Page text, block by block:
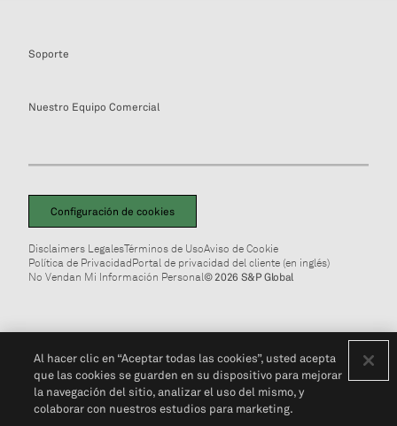
Soporte
Nuestro Equipo Comercial
Configuración de cookies
Disclaimers LegalesTérminos de UsoAviso de Cookie
Política de PrivacidadPortal de privacidad del cliente (en inglés)
No Vendan Mi Información Personal© 2026 S&P Global
Al hacer clic en “Aceptar todas las cookies”, usted acepta
que las cookies se guarden en su dispositivo para mejorar
la navegación del sitio, analizar el uso del mismo, y
colaborar con nuestros estudios para marketing.